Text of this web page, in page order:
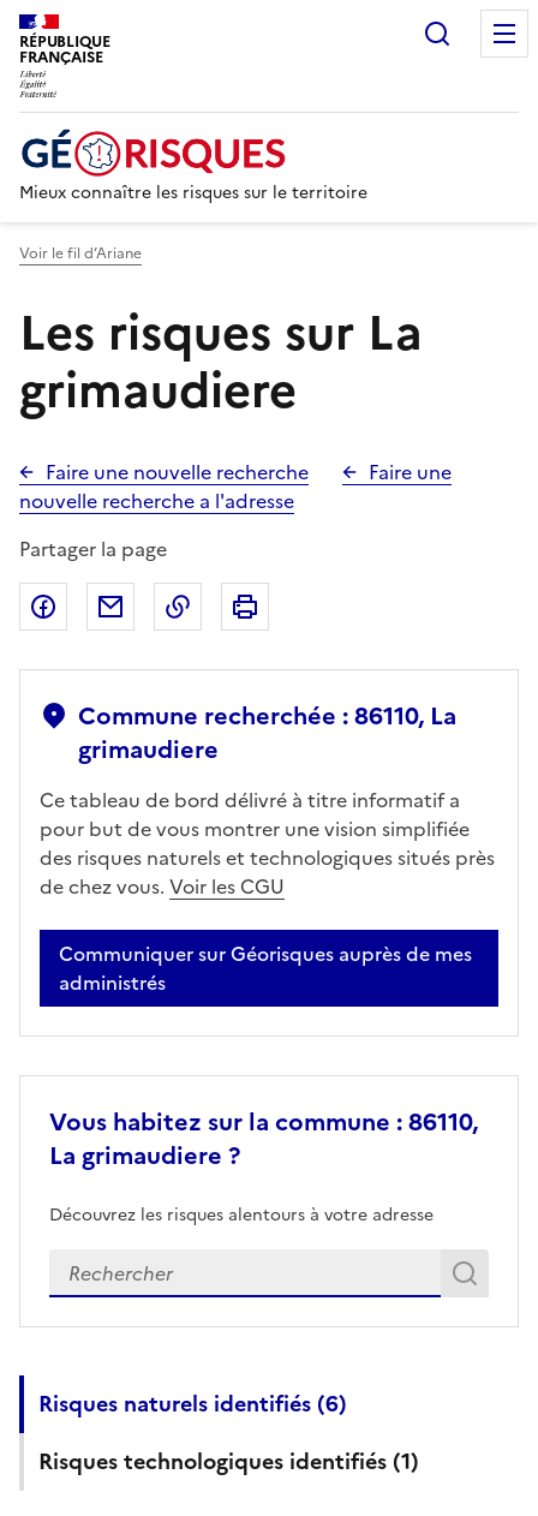
RÉPUBLIQUE
FRANÇAISE
Mieux connaître les risques sur le territoire
Voir le fil d’Ariane
Les risques sur La
grimaudiere
Faire une nouvelle recherche
Faire une
nouvelle recherche a l'adresse
Partager la page
Partager sur Facebook
Partager par emailCopier dans le presse-papier
Commune recherchée : 86110, La
grimaudiere
Ce tableau de bord délivré à titre informatif a
pour but de vous montrer une vision simplifiée
des risques naturels et technologiques situés près
de chez vous. Voir les CGU
Communiquer sur Géorisques auprès de mes
administrés
Vous habitez sur la commune : 86110,
La grimaudiere ?
Découvrez les risques alentours à votre adresse
Veuillez renseigner votre adresse exacte
Risques naturels identifiés (6)
Risques technologiques identifiés (1)